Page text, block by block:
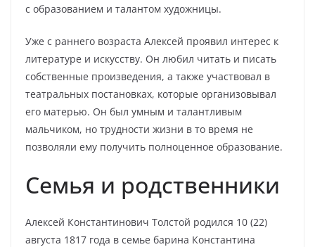
с образованием и талантом художницы.
Уже с раннего возраста Алексей проявил интерес к
литературе и искусству. Он любил читать и писать
собственные произведения, а также участвовал в
театральных постановках, которые организовывал
его матерью. Он был умным и талантливым
мальчиком, но трудности жизни в то время не
позволяли ему получить полноценное образование.
Семья и родственники
Алексей Константинович Толстой родился 10 (22)
августа 1817 года в семье барина Константина